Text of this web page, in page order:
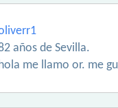
años de Sevilla.
me llamo or. me